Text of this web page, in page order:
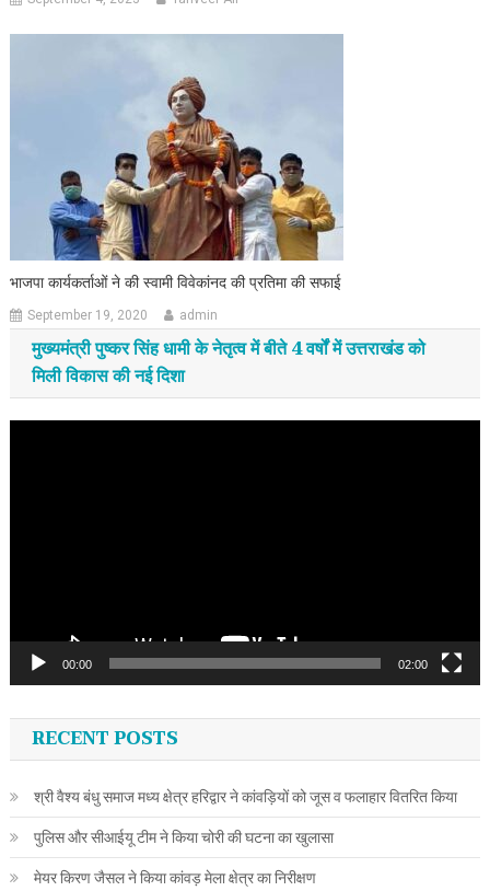
भाजपा कार्यकर्ताओं ने की स्वामी विवेकांनद की प्रतिमा की सफाई
September 19, 2020 admin
मुख्यमंत्री पुष्कर सिंह धामी के नेतृत्व में बीते 4 वर्षों में उत्तराखंड को
मिली विकास की नई दिशा
00:00 02:00
RECENT POSTS
श्री वैश्य बंधु समाज मध्य क्षेत्र हरिद्वार ने कांवड़ियों को जूस व फलाहार वितरित किया
पुलिस और सीआईयू टीम ने किया चोरी की घटना का खुलासा
मेयर किरण जैसल ने किया कांवड़ मेला क्षेत्र का निरीक्षण